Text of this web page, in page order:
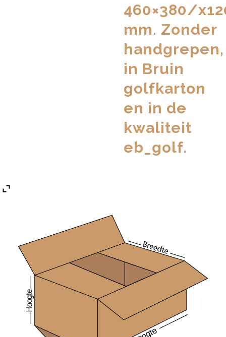
460×380/
mm. Zonder
handgrepen,
in Bruin
golfkarton
en in de
kwaliteit
eb_golf.